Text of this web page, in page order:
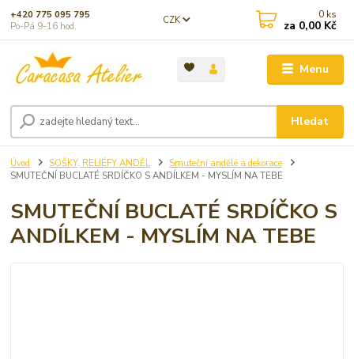
Menu
CZK
Hledat
+420 775 095 795
Po-Pá 9-16 hod.
0 ks
za 0,00 Kč
Úvod SOŠKY, RELIÉFY ANDĚL
Smuteční andělé a dekorace
SMUTEČNÍ BUCLATÉ SRDÍČKO S ANDÍLKEM - MYSLÍM NA TEBE
SMUTEČNÍ BUCLATÉ SRDÍČKO S
ANDÍLKEM - MYSLÍM NA TEBE